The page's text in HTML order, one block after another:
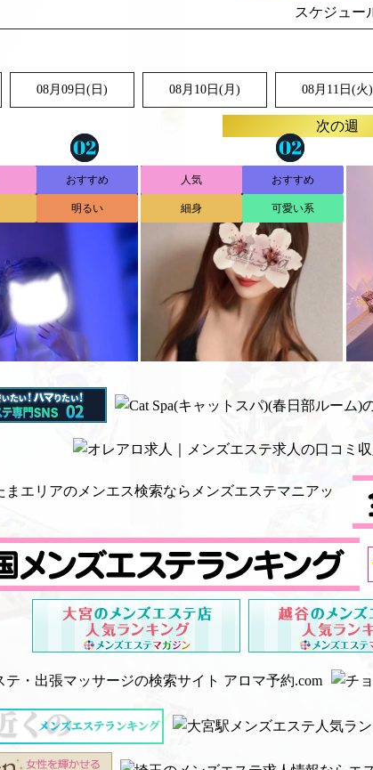
08月09日( 日) 08月10日(月) 08月11日(火)
次の週
おすすめ
明るい
レビュー11件
18:00～02:00
人気 おすすめ
細身 可愛い系
るん (20)
T.165B. D
レビュー16件
18:00～03:00